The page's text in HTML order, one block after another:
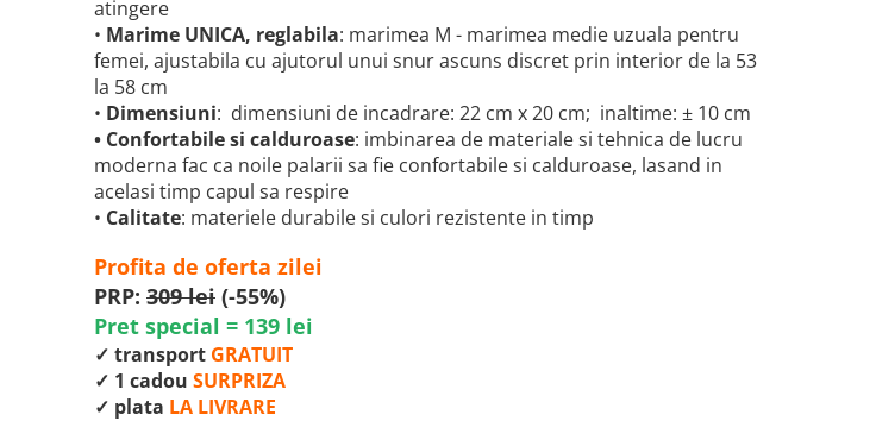
atingere
• Marime UNICA, reglabila: marimea M - marimea medie uzuala pentru
femei, ajustabila cu ajutorul unui snur ascuns discret prin interior de la 53
la 58 cm
• Dimensiuni: dimensiuni de incadrare: 22 cm x 20 cm; inaltime: ± 10 cm
• Confortabile si calduroase: imbinarea de materiale si tehnica de lucru
moderna fac ca noile palarii sa fie confortabile si calduroase, lasand in
acelasi timp capul sa respire
• Calitate: materiele durabile si culori rezistente in timp
Profita de oferta zilei
PRP: 309 lei (-55%)
Pret special = 139 lei
✓ transport GRATUIT
✓ 1 cadou SURPRIZA
✓ plata LA LIVRARE